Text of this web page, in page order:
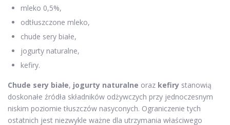
mleko 0,5%,
odtłuszczone mleko,
chude sery białe,
jogurty naturalne,
kefiry.
Chude sery białe, jogurty naturalne oraz kefiry stanowią
doskonałe źródła składników odżywczych przy jednoczesnym
niskim poziomie tłuszczów nasyconych. Ograniczenie tych
ostatnich jest niezwykle ważne dla utrzymania właściwego